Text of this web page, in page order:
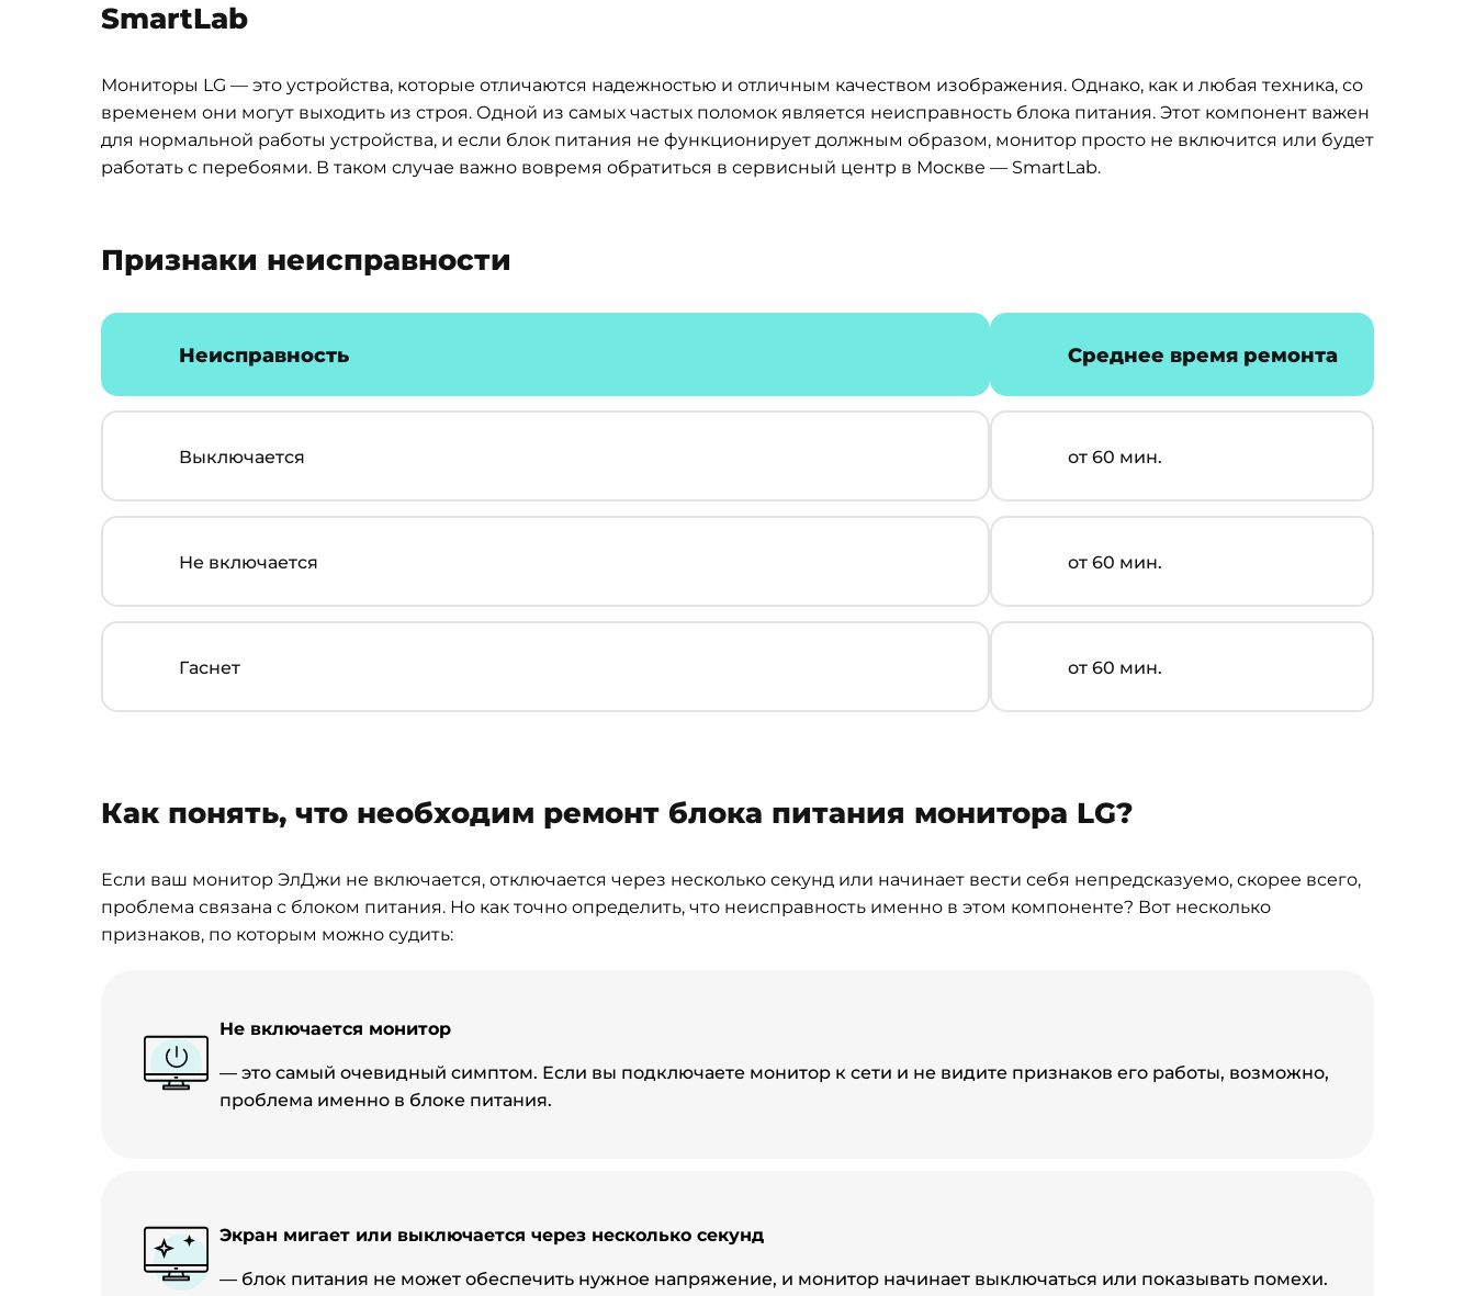
SmartLab
Мониторы LG — это устройства, которые отличаются надежностью и отличным качеством изображения. Однако, как и любая техника, со
временем они могут выходить из строя. Одной из самых частых поломок является неисправность блока питания. Этот компонент важен
для нормальной работы устройства, и если блок питания не функционирует должным образом, монитор просто не включится или будет
работать с перебоями. В таком случае важно вовремя обратиться в сервисный центр в Москве — SmartLab.
Признаки неисправности
Неисправность Среднее время ремонта
Выключается от 60 мин.
Не включается от 60 мин.
Гаснет от 60 мин.
Как понять, что необходим ремонт блока питания монитора LG?
Если ваш монитор ЭлДжи не включается, отключается через несколько секунд или начинает вести себя непредсказуемо, скорее всего,
проблема связана с блоком питания. Но как точно определить, что неисправность именно в этом компоненте? Вот несколько
признаков, по которым можно судить:
Не включается монитор
— это самый очевидный симптом. Если вы подключаете монитор к сети и не видите признаков его работы, возможно,
проблема именно в блоке питания.
Экран мигает или выключается через несколько секунд
— блок питания не может обеспечить нужное напряжение, и монитор начинает выключаться или показывать помехи.